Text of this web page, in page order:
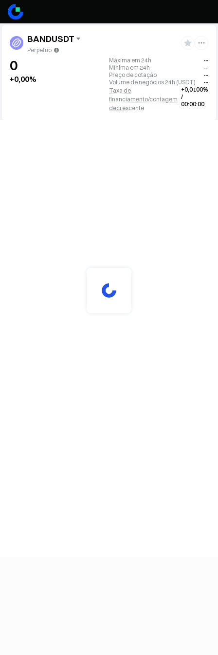
BANDUSDT
Perpétuo
0
+0,00%
Máxima em 24h
--
Mínima em 24h
--
Preço de cotação
--
Volume de negócios 24h (USDT)
--
Taxa de
financiamento/contagem
decrescente
+0,0100%
/
00:00:00